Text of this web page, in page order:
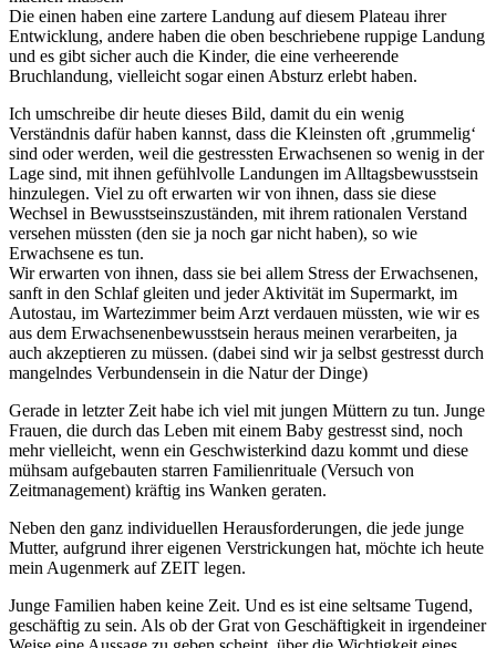
Die einen haben eine zartere Landung auf diesem Plateau ihrer
Entwicklung, andere haben die oben beschriebene ruppige Landung
und es gibt sicher auch die Kinder, die eine verheerende
Bruchlandung, vielleicht sogar einen Absturz erlebt haben.
Ich umschreibe dir heute dieses Bild, damit du ein wenig
Verständnis dafür haben kannst, dass die Kleinsten oft ‚grummelig‘
sind oder werden, weil die gestressten Erwachsenen so wenig in der
Lage sind, mit ihnen gefühlvolle Landungen im Alltagsbewusstsein
hinzulegen. Viel zu oft erwarten wir von ihnen, dass sie diese
Wechsel in Bewusstseinszuständen, mit ihrem rationalen Verstand
versehen müssten (den sie ja noch gar nicht haben), so wie
Erwachsene es tun.
Wir erwarten von ihnen, dass sie bei allem Stress der Erwachsenen,
sanft in den Schlaf gleiten und jeder Aktivität im Supermarkt, im
Autostau, im Wartezimmer beim Arzt verdauen müssten, wie wir es
aus dem Erwachsenenbewusstsein heraus meinen verarbeiten, ja
auch akzeptieren zu müssen. (dabei sind wir ja selbst gestresst durch
mangelndes Verbundensein in die Natur der Dinge)
Gerade in letzter Zeit habe ich viel mit jungen Müttern zu tun. Junge
Frauen, die durch das Leben mit einem Baby gestresst sind, noch
mehr vielleicht, wenn ein Geschwisterkind dazu kommt und diese
mühsam aufgebauten starren Familienrituale (Versuch von
Zeitmanagement) kräftig ins Wanken geraten.
Neben den ganz individuellen Herausforderungen, die jede junge
Mutter, aufgrund ihrer eigenen Verstrickungen hat, möchte ich heute
mein Augenmerk auf ZEIT legen.
Junge Familien haben keine Zeit. Und es ist eine seltsame Tugend,
geschäftig zu sein. Als ob der Grat von Geschäftigkeit in irgendeiner